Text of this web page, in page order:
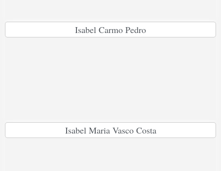
Isabel Carmo Pedro
Isabel Maria Vasco Costa